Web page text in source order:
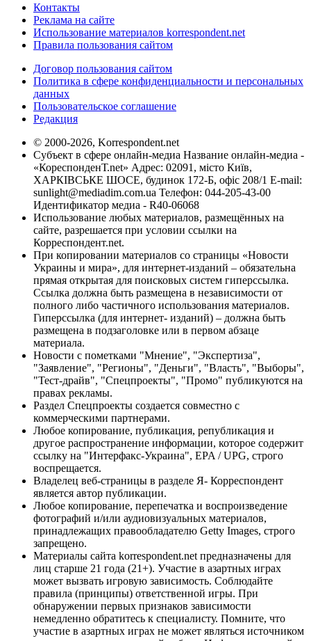
Контакты
Реклама на сайте
Использование материалов korrespondent.net
Правила пользования сайтом
Договор пользования сайтом
Политика в сфере конфиденциальности и персональных
данных
Пользовательское соглашение
Редакция
© 2000-2026, Korrespondent.net
Субъект в сфере онлайн-медиа Название онлайн-медиа -
«КореспонденТ.net» Адрес: 02091, місто Київ,
ХАРКІВСЬКЕ ШОСЕ, будинок 172-Б, офіс 208/1 E-mail:
sunlight@mediadim.com.ua Телефон: 044-205-43-00
Идентификатор медиа - R40-06068
Использование любых материалов, размещённых на
сайте, разрешается при условии ссылки на
Корреспондент.net.
При копировании материалов со страницы «Новости
Украины и мира», для интернет-изданий – обязательна
прямая открытая для поисковых систем гиперссылка.
Ссылка должна быть размещена в независимости от
полного либо частичного использования материалов.
Гиперссылка (для интернет- изданий) – должна быть
размещена в подзаголовке или в первом абзаце
материала.
Новости с пометками "Мнение", "Экспертиза",
"Заявление", "Регионы", "Деньги", "Власть", "Выборы",
"Тест-драйв", "Спецпроекты", "Промо" публикуются на
правах рекламы.
Раздел Спецпроекты создается совместно с
коммерческими партнерами.
Любое копирование, публикация, републикация и
другое распространение информации, которое содержит
ссылку на "Интерфакс-Украина", EPA / UPG, строго
воспрещается.
Владелец веб-страницы в разделе Я- Корреспондент
является автор публикации.
Любое копирование, перепечатка и воспроизведение
фотографий и/или аудиовизуальных материалов,
принадлежащих правообладателю Getty Images, строго
запрещено.
Материалы сайта korrespondent.net предназначены для
лиц старше 21 года (21+). Участие в азартных играх
может вызвать игровую зависимость. Соблюдайте
правила (принципы) ответственной игры. При
обнаружении первых признаков зависимости
немедленно обратитесь к специалисту. Помните, что
участие в азартных играх не может являться источником